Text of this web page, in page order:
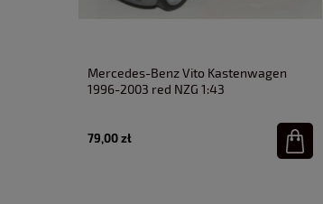
Mercedes-Benz Vito Kastenwagen
1996-2003 red NZG 1:43
79,00 zł